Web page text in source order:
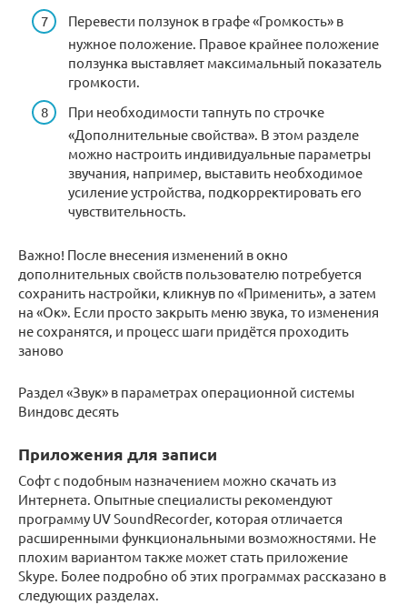
Перевести ползунок в графе «Громкость» в
нужное положение. Правое крайнее положение
ползунка выставляет максимальный показатель
громкости.
При необходимости тапнуть по строчке
«Дополнительные свойства». В этом разделе
можно настроить индивидуальные параметры
звучания, например, выставить необходимое
усиление устройства, подкорректировать его
чувствительность.
Важно! После внесения изменений в окно
дополнительных свойств пользователю потребуется
сохранить настройки, кликнув по «Применить», а затем
на «Ок». Если просто закрыть меню звука, то изменения
не сохранятся, и процесс шаги придётся проходить
заново
Раздел «Звук» в параметрах операционной системы
Виндовс десять
Приложения для записи
Софт с подобным назначением можно скачать из
Интернета. Опытные специалисты рекомендуют
программу UV SoundRecorder, которая отличается
расширенными функциональными возможностями. Не
плохим вариантом также может стать приложение
Skype. Более подробно об этих программах рассказано в
следующих разделах.